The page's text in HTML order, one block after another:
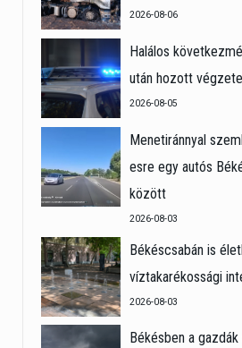
2026-08-06
Halálos
után hozott
2026-08-05
Menetiránnyal
esre egy autós
között
2026-08-03
Békéscsabán is
víztakarékossági
2026-08-03
Békésben a